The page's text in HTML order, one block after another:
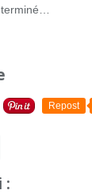
Repost
: